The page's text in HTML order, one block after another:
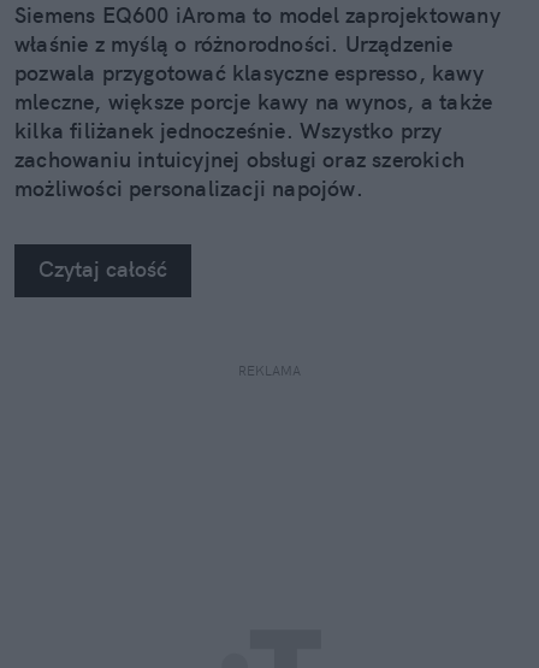
Siemens EQ600 iAroma to model zaprojektowany
właśnie z myślą o różnorodności. Urządzenie
pozwala przygotować klasyczne espresso, kawy
mleczne, większe porcje kawy na wynos, a także
kilka filiżanek jednocześnie. Wszystko przy
zachowaniu intuicyjnej obsługi oraz szerokich
możliwości personalizacji napojów.
Czytaj całość
REKLAMA